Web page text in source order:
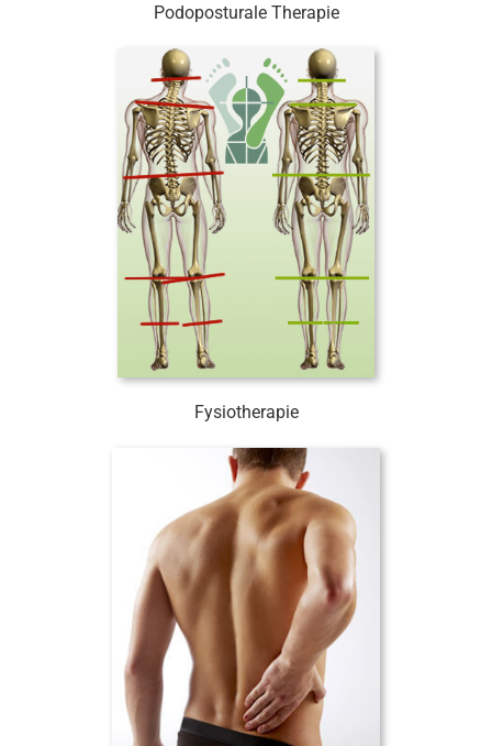
Podoposturale Therapie
Fysiotherapie